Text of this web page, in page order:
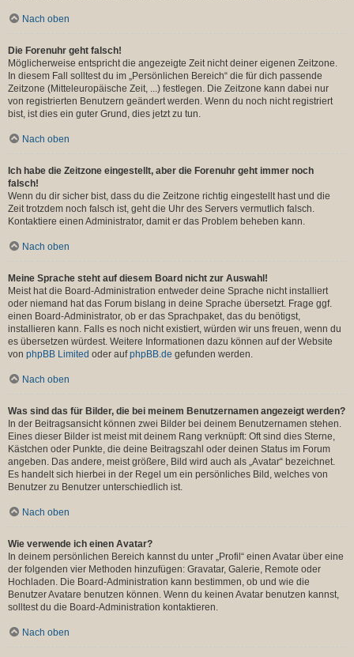
Nach oben
Die Forenuhr geht falsch!
Möglicherweise entspricht die angezeigte Zeit nicht deiner eigenen Zeitzone.
In diesem Fall solltest du im „Persönlichen Bereich“ die für dich passende
Zeitzone (Mitteleuropäische Zeit, ...) festlegen. Die Zeitzone kann dabei nur
von registrierten Benutzern geändert werden. Wenn du noch nicht registriert
bist, ist dies ein guter Grund, dies jetzt zu tun.
Nach oben
Ich habe die Zeitzone eingestellt, aber die Forenuhr geht immer noch
falsch!
Wenn du dir sicher bist, dass du die Zeitzone richtig eingestellt hast und die
Zeit trotzdem noch falsch ist, geht die Uhr des Servers vermutlich falsch.
Kontaktiere einen Administrator, damit er das Problem beheben kann.
Nach oben
Meine Sprache steht auf diesem Board nicht zur Auswahl!
Meist hat die Board-Administration entweder deine Sprache nicht installiert
oder niemand hat das Forum bislang in deine Sprache übersetzt. Frage ggf.
einen Board-Administrator, ob er das Sprachpaket, das du benötigst,
installieren kann. Falls es noch nicht existiert, würden wir uns freuen, wenn du
es übersetzen würdest. Weitere Informationen dazu können auf der Website
von phpBB Limited oder aufphpBB.de gefunden werden.
Nach oben
Was sind das für Bilder, die bei meinem Benutzernamen angezeigt werden?
In der Beitragsansicht können zwei Bilder bei deinem Benutzernamen stehen.
Eines dieser Bilder ist meist mit deinem Rang verknüpft: Oft sind dies Sterne,
Kästchen oder Punkte, die deine Beitragszahl oder deinen Status im Forum
angeben. Das andere, meist größere, Bild wird auch als „Avatar“ bezeichnet.
Es handelt sich hierbei in der Regel um ein persönliches Bild, welches von
Benutzer zu Benutzer unterschiedlich ist.
Nach oben
Wie verwende ich einen Avatar?
In deinem persönlichen Bereich kannst du unter „Profil“ einen Avatar über eine
der folgenden vier Methoden hinzufügen: Gravatar, Galerie, Remote oder
Hochladen. Die Board-Administration kann bestimmen, ob und wie die
Benutzer Avatare benutzen können. Wenn du keinen Avatar benutzen kannst,
solltest du die Board-Administration kontaktieren.
Nach oben